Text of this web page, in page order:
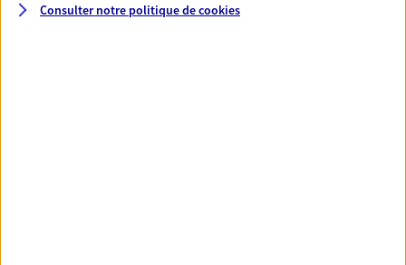
Consulter notre politique decookies